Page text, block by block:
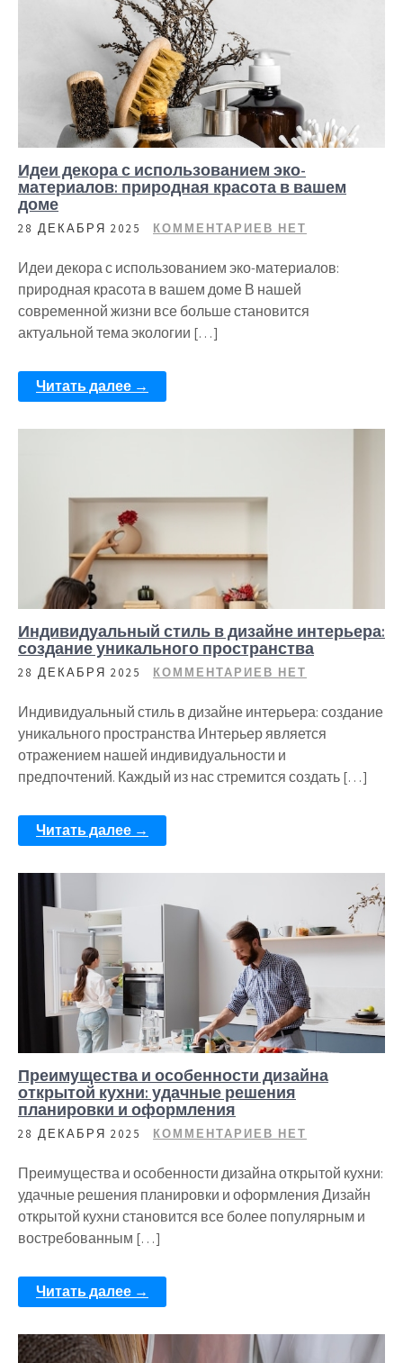
Идеи декора с использованием эко-
материалов: природная красота в вашем
доме
28 ДЕКАБРЯ 2025 КОММЕНТАРИЕВ НЕТ
Идеи декора с использованием эко-материалов:
природная красота в вашем доме В нашей
современной жизни все больше становится
актуальной тема экологии […]
Читать далее →
Индивидуальный стиль в дизайне интерьера:
создание уникального пространства
28 ДЕКАБРЯ 2025 КОММЕНТАРИЕВ НЕТ
Индивидуальный стиль в дизайне интерьера: создание
уникального пространства Интерьер является
отражением нашей индивидуальности и
предпочтений. Каждый из нас стремится создать […]
Читать далее →
Преимущества и особенности дизайна
открытой кухни: удачные решения
планировки и оформления
28 ДЕКАБРЯ 2025 КОММЕНТАРИЕВ НЕТ
Преимущества и особенности дизайна открытой кухни:
удачные решения планировки и оформления Дизайн
открытой кухни становится все более популярным и
востребованным […]
Читать далее →